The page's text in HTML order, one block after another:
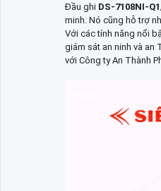
Đầu ghi DS-7108NI-
minh. Nó cũng hỗ trợ
Với các tính năng nổi
giám sát an ninh và an
với Công ty An Thành